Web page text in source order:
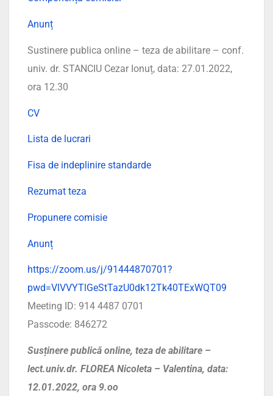
Anunț
Sustinere publica online – teza de abilitare – conf.
univ. dr. STANCIU Cezar Ionuț, data: 27.01.2022,
ora 12.30
CV
Lista de lucrari
Fisa de indeplinire standarde
Rezumat teza
Propunere comisie
Anunț
https://zoom.us/j/91444870701?
pwd=VlVVYTlGeStTazU0dk12Tk40TExWQT09
Meeting ID: 914 4487 0701
Passcode: 846272
Susținere publică online, teza de abilitare –
lect.univ.dr. FLOREA Nicoleta – Valentina, data:
12.01.2022, ora 9.oo